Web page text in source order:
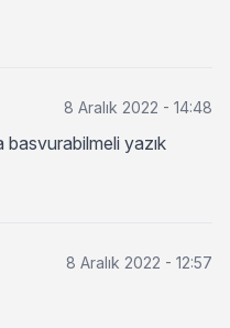
8 Aralık 2022 - 14:48
yazık
8 Aralık 2022 - 12:57